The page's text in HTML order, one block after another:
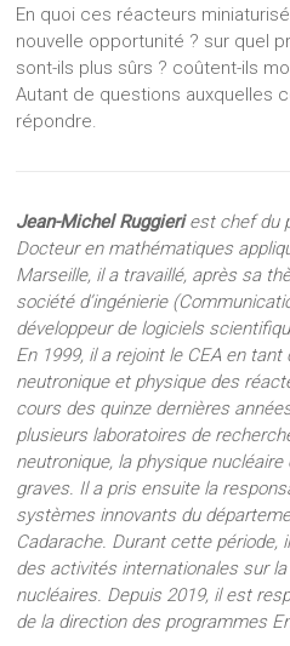
En quoi ces réacteurs
nouvelle opportunité ? sur quel
sont-ils plus sûrs ? coûtent-ils
Autant de questions auxquelles
répondre.
Jean-Michel Ruggieriest chef du
Docteur en mathématiques
Marseille, il a travaillé, après sa
société d’ingénierie
développeur de logiciels
En 1999, il a rejoint le CEA en tant
neutronique et physique des
cours des quinze dernières
plusieurs laboratoires de
neutronique, la physique
graves. Il a pris ensuite la
systèmes innovants du
Cadarache. Durant cette période,
des activités internationales sur
nucléaires. Depuis 2019, il est
de la direction des programmes